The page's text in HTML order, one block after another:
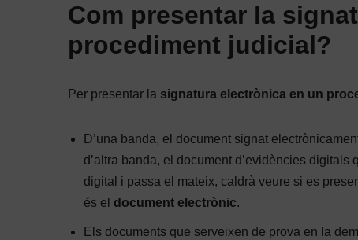
Com presentar la
procediment judicial?
Per presentar la signatura electrònica en un
D’una banda, el document signat
d’altra banda, el document d’evidències
digital i passa el mateix, caldrà veure si es
és el document electrònic.
Els documents que serveixen de prova en la